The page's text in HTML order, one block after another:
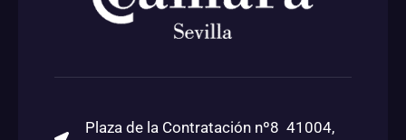
Plaza de la Contratación nº8 41004,